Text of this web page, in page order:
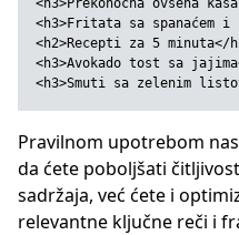
<h3>Prekonoćna ovsena
<h3>Fritata sa spanaćem i
<h2>Recepti za 5 minuta</
<h3>Avokado tost sa jajima
<h3>Smuti sa zelenim
Pravilnom upotrebom
da ćete poboljšati
sadržaja, već ćete i
relevantne ključne reči i